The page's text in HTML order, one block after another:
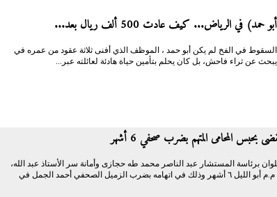
في الرياض... كيف عادت 500 ألف ريال بعد...
السقوط في الفخ لم يكن أبو حمد ، الموظف الذي أفنى ثلاثة عقود من عمره في
عن ثراء فاحش، بل كان يحلم بتأمين حياة هادئة لعائلته عبر...
بحبس المحامى المتهم بضرب صحفي 6 أشهر
برئاسة المستشار عبد الناصر محمد طه حجازى وأمانة سر الأستاذ عبد الله،
بحبس المحامي م.م أبو الليل ٦ أشهر وذلك في اتهامه بضرب الزميل الصحفي أحمد الجمل في